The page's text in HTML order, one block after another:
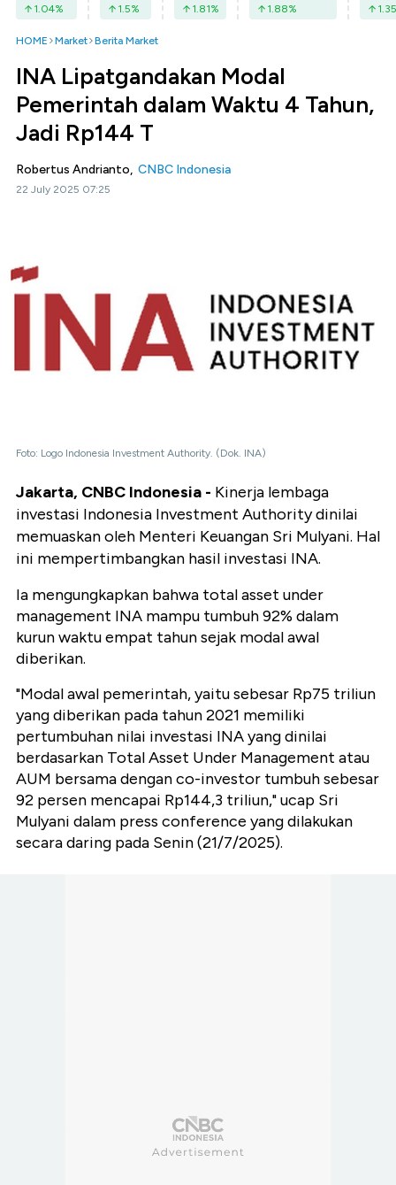
1.04% 1.5% 1.81% 1.88% 1.35
HOME Market Berita Market
INA Lipatgandakan Modal
Pemerintah dalam Waktu 4 Tahun,
Jadi Rp144 T
Robertus Andrianto, CNBC Indonesia
22 July 2025 07:25
Foto: Logo Indonesia Investment Authority. (Dok. INA)
Jakarta, CNBC Indonesia - Kinerja lembaga
investasi Indonesia Investment Authority dinilai
memuaskan oleh Menteri Keuangan Sri Mulyani. Hal
ini mempertimbangkan hasil investasi INA.
Ia mengungkapkan bahwa total asset under
management INA mampu tumbuh 92% dalam
kurun waktu empat tahun sejak modal awal
diberikan.
"Modal awal pemerintah, yaitu sebesar Rp75 triliun
yang diberikan pada tahun 2021 memiliki
pertumbuhan nilai investasi INA yang dinilai
berdasarkan Total Asset Under Management atau
AUM bersama dengan co-investor tumbuh sebesar
92 persen mencapai Rp144,3 triliun," ucap Sri
Mulyani dalam press conference yang dilakukan
secara daring pada Senin (21/7/2025).